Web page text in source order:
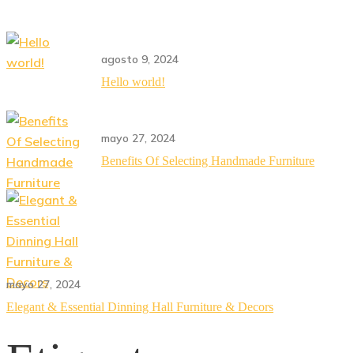
agosto 9, 2024
Hello world!
mayo 27, 2024
Benefits Of Selecting Handmade Furniture
mayo 27, 2024
Elegant & Essential Dinning Hall Furniture & Decors